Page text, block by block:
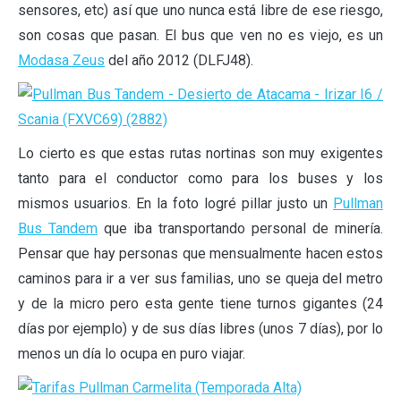
sensores, etc) así que uno nunca está libre de ese riesgo,
son cosas que pasan. El bus que ven no es viejo, es un
Modasa Zeus del año 2012 (DLFJ48).
Lo cierto es que estas rutas nortinas son muy exigentes
tanto para el conductor como para los buses y los
mismos usuarios. En la foto logré pillar justo un Pullman
Bus Tandem que iba transportando personal de minería.
Pensar que hay personas que mensualmente hacen estos
caminos para ir a ver sus familias, uno se queja del metro
y de la micro pero esta gente tiene turnos gigantes (24
días por ejemplo) y de sus días libres (unos 7 días), por lo
menos un día lo ocupa en puro viajar.